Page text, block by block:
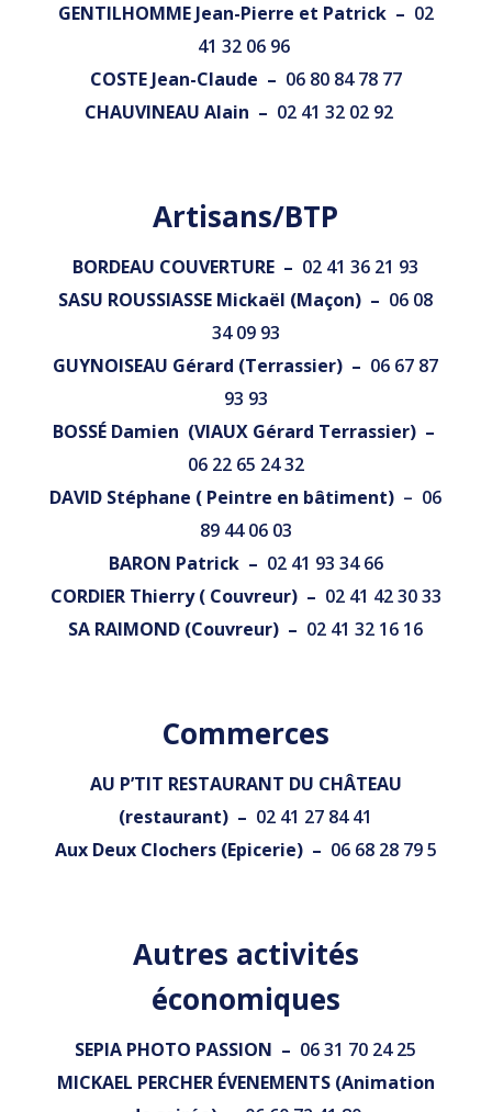
GENTILHOMME Jean-Pierre et Patrick – 02
41 32 06 96
COSTE Jean-Claude – 06 80 84 78 77
CHAUVINEAU Alain – 02 41 32 02 92
Artisans/BTP
BORDEAU COUVERTURE – 02 41 36 21 93
SASU ROUSSIASSE Mickaël (Maçon) – 06 08
34 09 93
GUYNOISEAU Gérard (Terrassier) – 06 67 87
93 93
BOSSÉ Damien (VIAUX Gérard Terrassier) –
06 22 65 24 32
DAVID Stéphane ( Peintre en bâtiment) – 06
89 44 06 03
BARON Patrick – 02 41 93 34 66
CORDIER Thierry ( Couvreur) – 02 41 42 30 33
SA RAIMOND (Couvreur) – 02 41 32 16 16
Commerces
AU P’TIT RESTAURANT DU CHÂTEAU
(restaurant) – 02 41 27 84 41
Aux Deux Clochers (Epicerie) – 06 68 28 79 5
Autres activités
économiques
SEPIA PHOTO PASSION – 06 31 70 24 25
MICKAEL PERCHER ÉVENEMENTS (Animation